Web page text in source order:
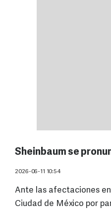
Sheinbaum se
2026-06-11 10:54
Ante las afectaciones
Ciudad de México por